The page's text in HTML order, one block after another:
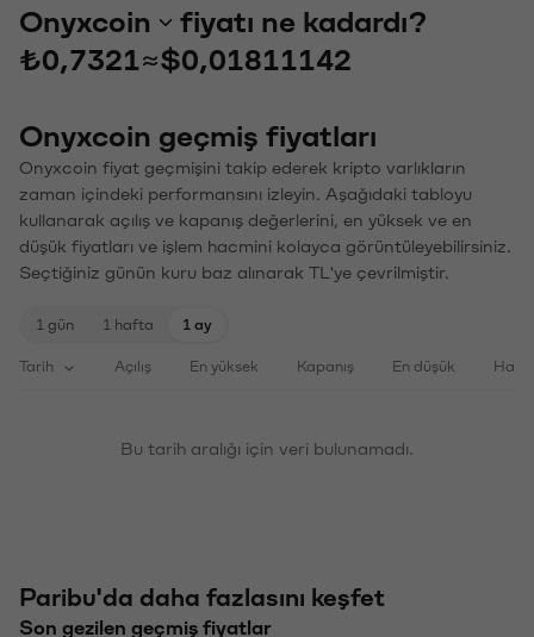
Onyxcoin
fiyatı ne kadardı?
₺0,7321 ≈$0,01811142
Onyxcoin geçmiş fiyatları
Onyxcoin fiyat geçmişini takip ederek kripto varlıkların
zaman içindeki performansını izleyin. Aşağıdaki tabloyu
kullanarak açılış ve kapanış değerlerini, en yüksek ve en
düşük fiyatları ve işlem hacmini kolayca görüntüleyebilirsiniz.
Seçtiğiniz günün kuru baz alınarak TL'ye çevrilmiştir.
1 gün 1 hafta 1 ay
Tarih Açılış En yüksek Kapanış En düşük
Bu tarih aralığı için veri bulunamadı.
Paribu'da daha fazlasını keşfet
Son gezilen geçmiş fiyatlar